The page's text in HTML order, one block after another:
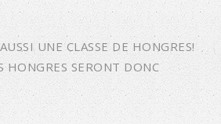
UNE CLASSE DE HONGRES!
HONGRES SERONT DONC